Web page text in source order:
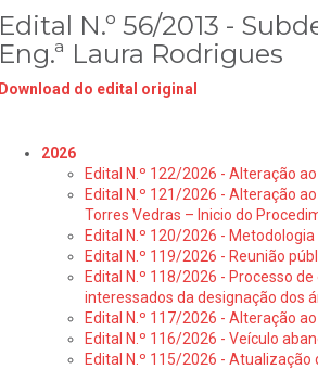
Edital N.º 56/2013 -
Eng.ª Laura Rodrigues
Download do edital original
2026
Edital N.º 122/2026 - Alteração
Edital N.º 121/2026 - Alteração
Torres Vedras – Inicio do
Edital N.º 120/2026 -
Edital N.º 119/2026 - Reunião
Edital N.º 118/2026 - Processo
interessados da designação dos
Edital N.º 117/2026 - Alteração
Edital N.º 116/2026 - Veículo
Edital N.º 115/2026 -